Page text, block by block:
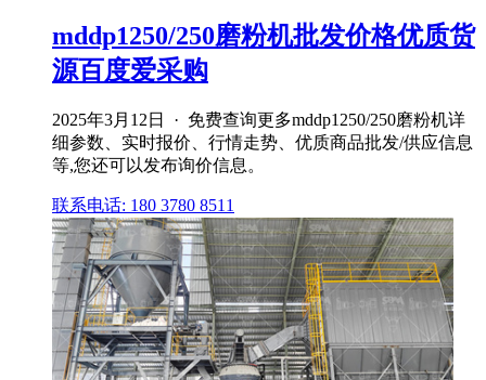
mddp1250/250磨粉机批发价格优质货
源百度爱采购
2025年3月12日 · 免费查询更多mddp1250/250磨粉机详
细参数、实时报价、行情走势、优质商品批发/供应信息
等,您还可以发布询价信息。
联系电话: 180 3780 8511